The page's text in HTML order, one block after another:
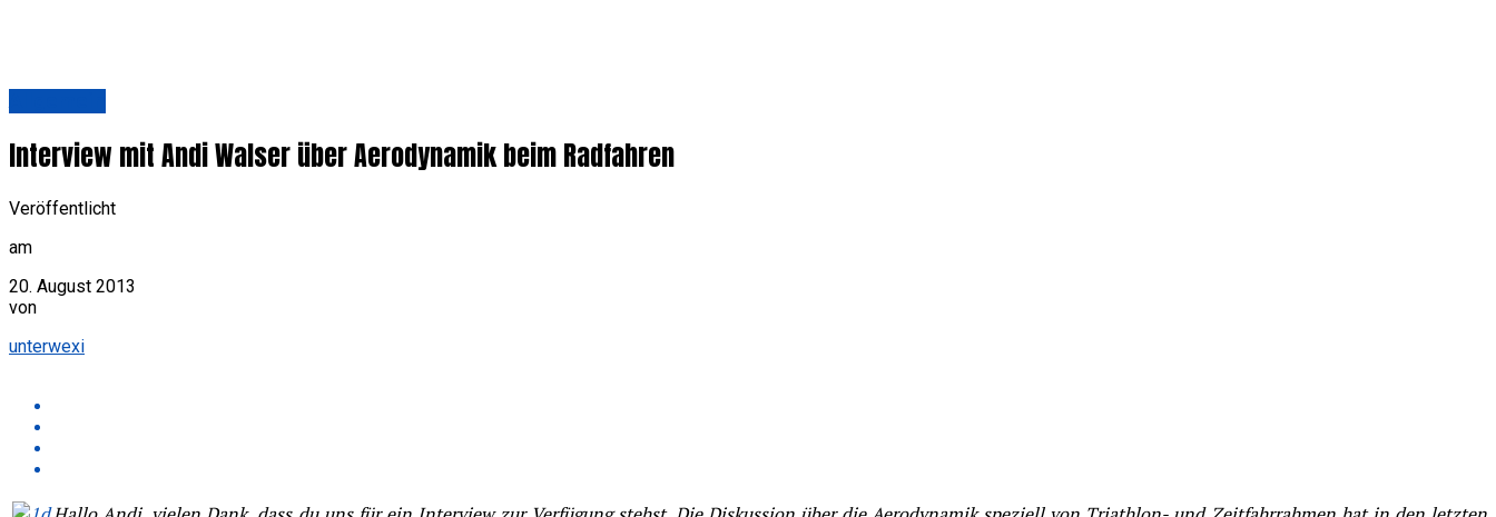
Interview mit Andi Walser über Aerodynamik beim Radfahren
Veröffentlicht
am
20. August 2013
von
unterwexi